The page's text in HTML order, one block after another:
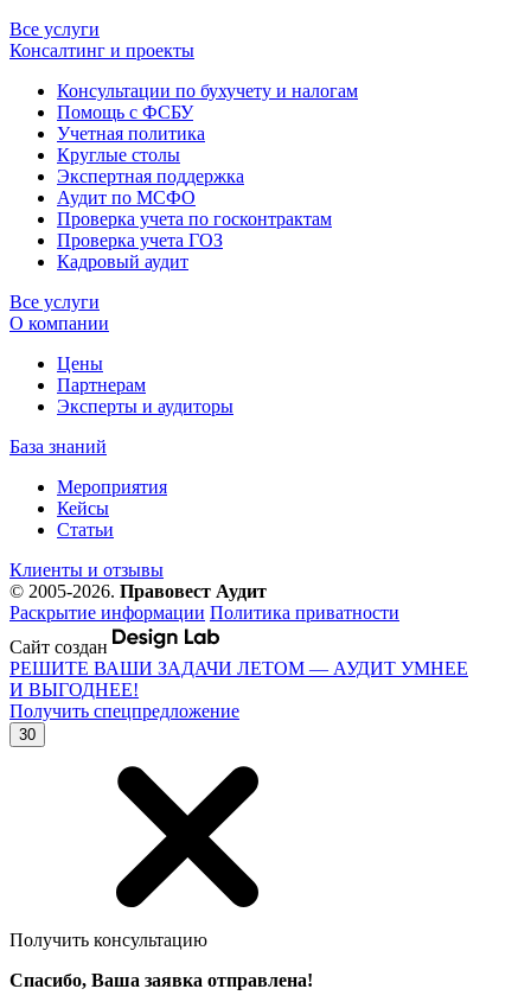
Все услуги
Консалтинг и проекты
Консультации по бухучету и налогам
Помощь с ФСБУ
Учетная политика
Круглые столы
Экспертная поддержка
Аудит по МСФО
Проверка учета по госконтрактам
Проверка учета ГОЗ
Кадровый аудит
Все услуги
О компании
Цены
Партнерам
Эксперты и аудиторы
База знаний
Мероприятия
Кейсы
Статьи
Клиенты и отзывы
© 2005-2026. Правовест Аудит
Раскрытие информации Политика приватности
Сайт создан
РЕШИТЕ ВАШИ ЗАДАЧИ ЛЕТОМ — АУДИТ УМНЕЕ
И ВЫГОДНЕЕ!
Получить спецпредложение
30
Получить консультацию
Спасибо, Ваша заявка отправлена!